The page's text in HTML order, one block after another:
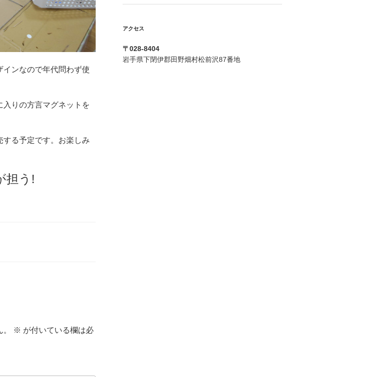
インなので年代問わず使
入りの方言マグネットを
する予定です。お楽しみ
担う!
※ が付いている欄は必
アクセス
〒028-8404
岩手県下閉伊郡田野畑村松前沢87番地